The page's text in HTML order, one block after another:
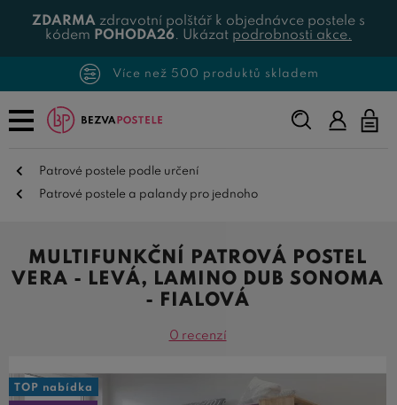
ZDARMA zdravotní polštář k objednávce postele s
kódem POHODA26. Ukázat podrobnosti akce.
Více než 500 produktů skladem
Napište,
co
Patrové postele podle určení
Patrové postele a palandy pro jednoho
MULTIFUNKČNÍ PATROVÁ POSTEL
VERA - LEVÁ, LAMINO DUB SONOMA
- FIALOVÁ
0 recenzí
TOP nabídka